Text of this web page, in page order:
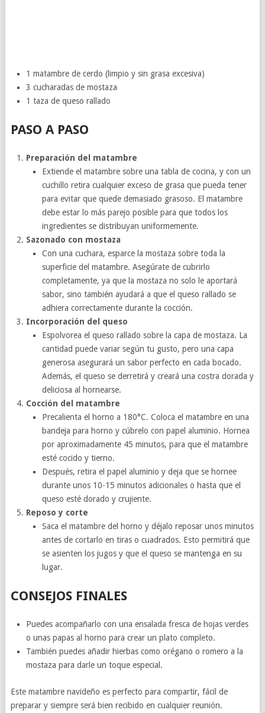
1 matambre de cerdo (limpio y sin grasa excesiva)
3 cucharadas de mostaza
1 taza de queso rallado
PASO A PASO
Preparación del matambre
Extiende el matambre sobre una tabla de cocina, y con un
cuchillo retira cualquier exceso de grasa que pueda tener
para evitar que quede demasiado grasoso. El matambre
debe estar lo más parejo posible para que todos los
ingredientes se distribuyan uniformemente.
Sazonado con mostaza
Con una cuchara, esparce la mostaza sobre toda la
superficie del matambre. Asegúrate de cubrirlo
completamente, ya que la mostaza no solo le aportará
sabor, sino también ayudará a que el queso rallado se
adhiera correctamente durante la cocción.
Incorporación del queso
Espolvorea el queso rallado sobre la capa de mostaza. La
cantidad puede variar según tu gusto, pero una capa
generosa asegurará un sabor perfecto en cada bocado.
Además, el queso se derretirá y creará una costra dorada y
deliciosa al hornearse.
Cocción del matambre
Precalienta el horno a 180°C. Coloca el matambre en una
bandeja para horno y cúbrelo con papel aluminio. Hornea
por aproximadamente 45 minutos, para que el matambre
esté cocido y tierno.
Después, retira el papel aluminio y deja que se hornee
durante unos 10-15 minutos adicionales o hasta que el
queso esté dorado y crujiente.
Reposo y corte
Saca el matambre del horno y déjalo reposar unos minutos
antes de cortarlo en tiras o cuadrados. Esto permitirá que
se asienten los jugos y que el queso se mantenga en su
lugar.
CONSEJOS FINALES
Puedes acompañarlo con una ensalada fresca de hojas verdes
o unas papas al horno para crear un plato completo.
También puedes añadir hierbas como orégano o romero a la
mostaza para darle un toque especial.
Este matambre navideño es perfecto para compartir, fácil de
preparar y siempre será bien recibido en cualquier reunión.